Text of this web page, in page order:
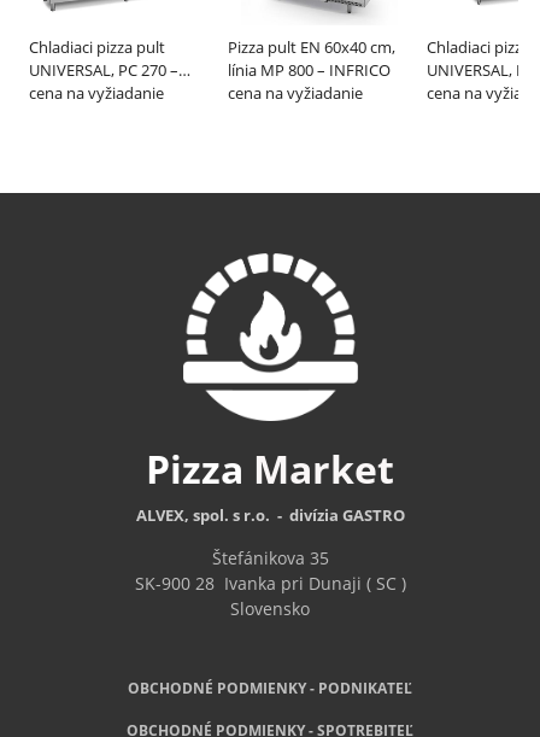
Chladiaci pizza pult
UNIVERSAL, PC 270 –
GEMM
cena na vyžiadanie
Pizza pult EN 60x40 cm,
línia MP 800 – INFRICO
cena na vyžiadanie
Chladiaci pizza
UNIVERSAL,
GEMM
cena na
Pizza Market
ALVEX, spol. s r.o. - divízia GASTRO
Štefánikova 35
SK-900 28Ivanka pri Dunaji ( SC )
Slovensko
OBCHODNÉ PODMIENKY - PODNIKATEĽ
OBCHODNÉ PODMIENKY - SPOTREBITEĽ